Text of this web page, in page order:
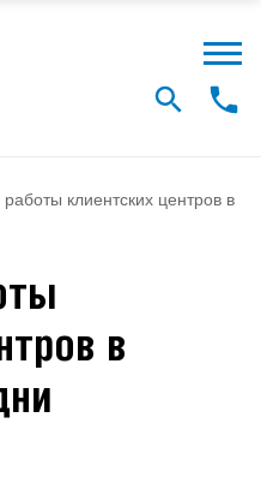
клиентских центров в
в